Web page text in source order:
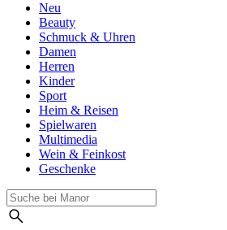
Neu
Beauty
Schmuck & Uhren
Damen
Herren
Kinder
Sport
Heim & Reisen
Spielwaren
Multimedia
Wein & Feinkost
Geschenke